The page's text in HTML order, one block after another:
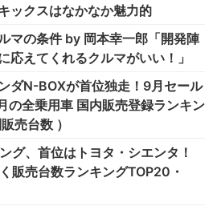
ックスはなかなか魅力的
マの条件 by 岡本幸一郎「開発陣
応えてくれるクルマがいい！」
ダN-BOXが首位独走！9月セール
の全乗用車 国内販売登録ランキン
売台数 ）
グ、首位はトヨタ・シエンタ！
販売台数ランキングTOP20・